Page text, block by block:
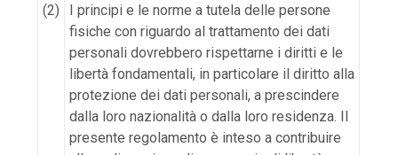
(2)
I principi e le norme a tutela delle persone
fisiche con riguardo al trattamento dei dati
personali dovrebbero rispettarne i diritti e le
libertà fondamentali, in particolare il diritto alla
protezione dei dati personali, a prescindere
dalla loro nazionalità o dalla loro residenza. Il
presente regolamento è inteso a contribuire